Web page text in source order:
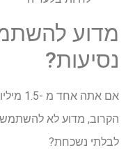
נסיעות?
אם
לבלתי נשכחת?